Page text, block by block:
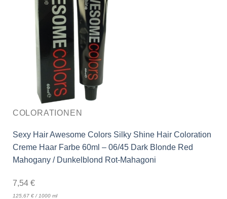
COLORATIONEN
Sexy Hair Awesome Colors Silky Shine Hair Coloration
Creme Haar Farbe 60ml – 06/45 Dark Blonde Red
Mahogany / Dunkelblond Rot-Mahagoni
7,54 €
125,67 €/ 1000 ml